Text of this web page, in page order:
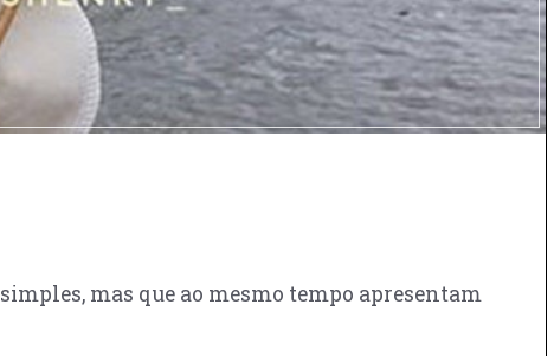
mas que ao mesmo tempo apresentam